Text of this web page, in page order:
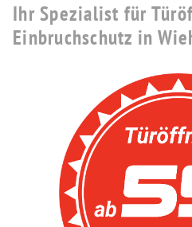
Ihr Spezialist für
Einbruchschutz in